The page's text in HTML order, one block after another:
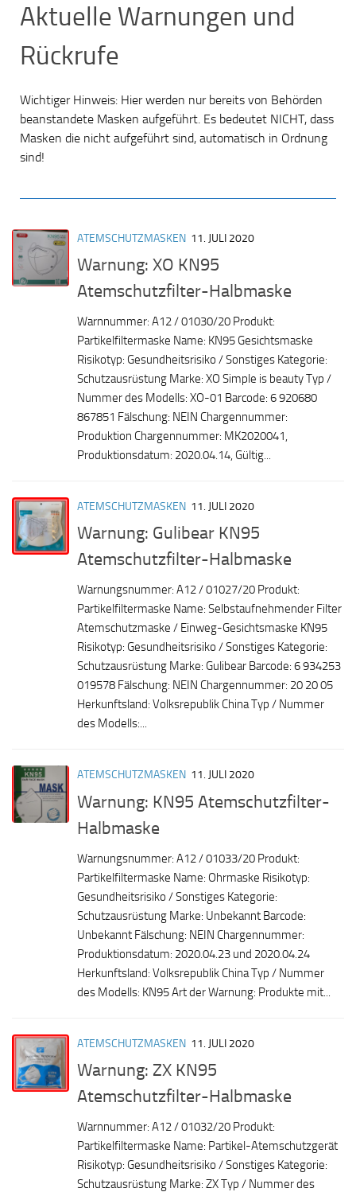
Aktuelle Warnungen und
Rückrufe
Wichtiger Hinweis: Hier werden nur bereits von Behörden
beanstandete Masken aufgeführt. Es bedeutet NICHT, dass
Masken die nicht aufgeführt sind, automatisch in Ordnung
sind!
ATEMSCHUTZMASKEN 11. JULI 2020
Warnung: XO KN95
Atemschutzfilter-Halbmaske
Warnnummer: A12 / 01030/20 Produkt:
Partikelfiltermaske Name: KN95 Gesichtsmaske
Risikotyp: Gesundheitsrisiko / Sonstiges Kategorie:
Schutzausrüstung Marke: XO Simple is beauty Typ /
Nummer des Modells: XO-01 Barcode: 6 920680
867851 Fälschung: NEIN Chargennummer:
Produktion Chargennummer: MK2020041,
Produktionsdatum: 2020.04.14, Gültig...
ATEMSCHUTZMASKEN 11. JULI 2020
Warnung: Gulibear KN95
Atemschutzfilter-Halbmaske
Warnungsnummer: A12 / 01027/20 Produkt:
Partikelfiltermaske Name: Selbstaufnehmender Filter
Atemschutzmaske / Einweg-Gesichtsmaske KN95
Risikotyp: Gesundheitsrisiko / Sonstiges Kategorie:
Schutzausrüstung Marke: Gulibear Barcode: 6 934253
019578 Fälschung: NEIN Chargennummer: 20 20 05
Herkunftsland: Volksrepublik China Typ / Nummer
des Modells:...
ATEMSCHUTZMASKEN 11. JULI 2020
Warnung: KN95 Atemschutzfilter-
Halbmaske
Warnungsnummer: A12 / 01033/20 Produkt:
Partikelfiltermaske Name: Ohrmaske Risikotyp:
Gesundheitsrisiko / Sonstiges Kategorie:
Schutzausrüstung Marke: Unbekannt Barcode:
Unbekannt Fälschung: NEIN Chargennummer:
Produktionsdatum: 2020.04.23 und 2020.04.24
Herkunftsland: Volksrepublik China Typ / Nummer
des Modells: KN95 Art der Warnung: Produkte mit...
ATEMSCHUTZMASKEN 11. JULI 2020
Warnung: ZX KN95
Atemschutzfilter-Halbmaske
Warnnummer: A12 / 01032/20 Produkt:
Partikelfiltermaske Name: Partikel-Atemschutzgerät
Risikotyp: Gesundheitsrisiko / Sonstiges Kategorie:
Schutzausrüstung Marke: ZX Typ / Nummer des